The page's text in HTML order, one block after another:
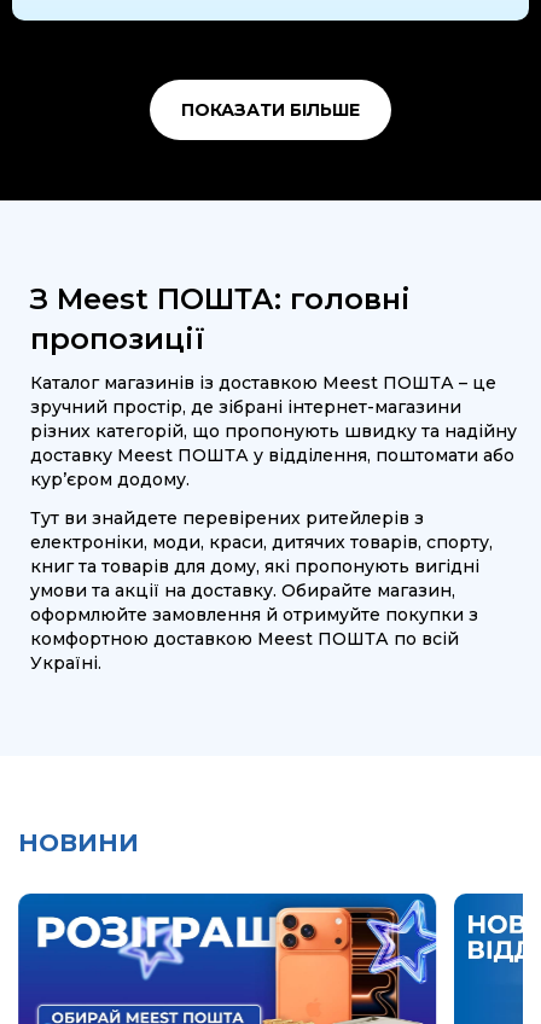
ПОКАЗАТИ БІЛЬШЕ
З Meest ПОШТА: головні
пропозиції
Каталог магазинів із доставкою Meest ПОШТА – це
зручний простір, де зібрані інтернет-магазини
різних категорій, що пропонують швидку та надійну
доставку Meest ПОШТА у відділення, поштомати або
кур’єром додому.
Тут ви знайдете перевірених ритейлерів з
електроніки, моди, краси, дитячих товарів, спорту,
книг та товарів для дому, які пропонують вигідні
умови та акції на доставку. Обирайте магазин,
оформлюйте замовлення й отримуйте покупки з
комфортною доставкою Meest ПОШТА по всій
Україні.
НОВИНИ